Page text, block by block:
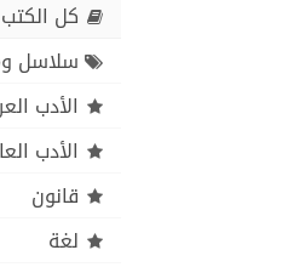
كل الكتب
سلاسل
الأدب
الأدب
قانون
لغة